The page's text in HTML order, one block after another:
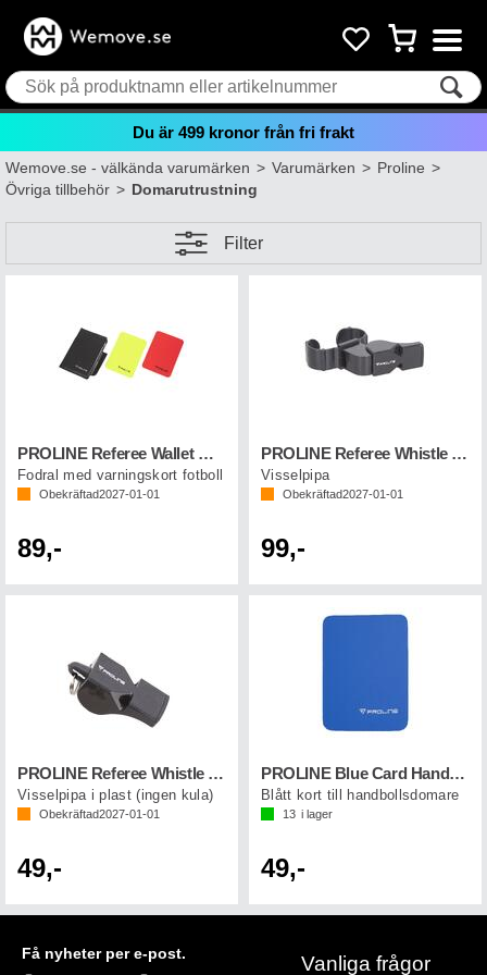
Du är 499 kronor från fri frakt
Wemove.se - välkända varumärken>Varumärken>Proline>
Övriga tillbehör>Domarutrustning
Filter
PROLINE Referee Wallet W/cards Football
Fodral med varningskort fotboll
Obekräftad2027-01-01
89,-
PROLINE Referee Whistle Pro Svart
Visselpipa
Obekräftad2027-01-01
99,-
PROLINE Referee Whistle Plastic Svart
Visselpipa i plast (ingen kula)
Obekräftad2027-01-01
49,-
PROLINE Blue Card Handball Blå
Blått kort till handbollsdomare
13 i lager
49,-
Få nyheter per e-post.
Vanliga frågor